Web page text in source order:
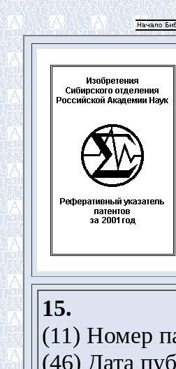
15.
(11) Номер
(46) Дата